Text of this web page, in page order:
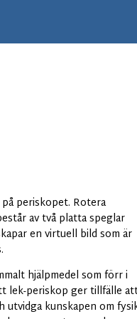
periskopet. Rotera
av två platta speglar
en virtuell bild som är
hjälpmedel som förr i
lek-periskop ger tillfälle
kunskapen om